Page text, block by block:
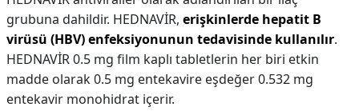
grubuna dahildir. HEDNAVİR, erişkinlerde hepatit B
virüsü (HBV) enfeksiyonunun tedavisinde kullanılır.
HEDNAVİR 0.5 mg film kaplı tabletlerin her biri etkin
madde olarak 0.5 mg entekavire eşdeğer 0.532 mg
entekavir monohidrat içerir.